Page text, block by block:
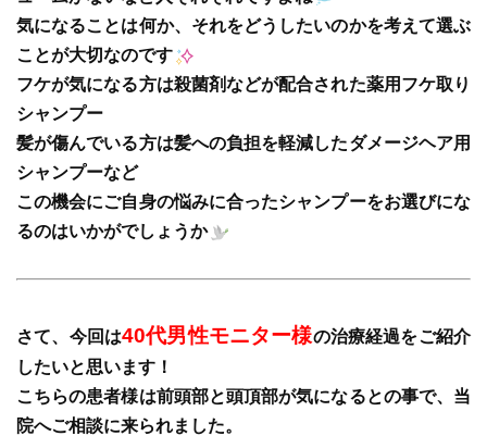
気になることは何か、それをどうしたいのかを考えて選ぶ
ことが大切なのです
フケが気になる方は殺菌剤などが配合された薬用フケ取り
シャンプー
髪が傷んでいる方は髪への負担を軽減したダメージヘア用
シャンプーなど
この機会にご自身の悩みに合ったシャンプーをお選びにな
るのはいかがでしょうか
さて、今回は40代男性モニター様の治療経過をご紹介
したいと思います！
こちらの患者様は前頭部と頭頂部が気になるとの事で、当
院へご相談に来られました。